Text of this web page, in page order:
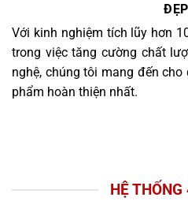
ĐẸP
Với kinh nghiệm tích lũy hơn
trong việc tăng cường chất
nghệ, chúng tôi mang đến
phẩm hoàn thiện nhất.
HỆ THỐNG